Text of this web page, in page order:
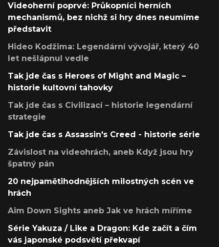
Videoherní poprvé: Průkopníci herních
mechanismů, bez nichž si hry dnes neumíme
představit
Hideo Kodžima: Legendární vývojář, který 40
let nešlápnul vedle
Tak jde čas s Heroes of Might and Magic –
historie kultovní tahovky
Tak jde čas s Civilizací – historie legendární
strategie
Tak jde čas s Assassin's Creed - historie série
Závislost na videohrách, aneb Když jsou hry
špatný pán
20 nejpamětihodnějších milostných scén ve
hrách
Aim Down Sights aneb Jak ve hrách míříme
Série Yakuza / Like a Dragon: Kde začít a čím
vás japonské podsvětí překvapí